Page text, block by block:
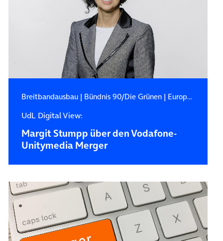
Breitbandausbau| Bündnis 90/Die Grünen| Europäische Kommission
UdL Digital View:
Margit Stumpp über den Vodafone-
Unitymedia Merger